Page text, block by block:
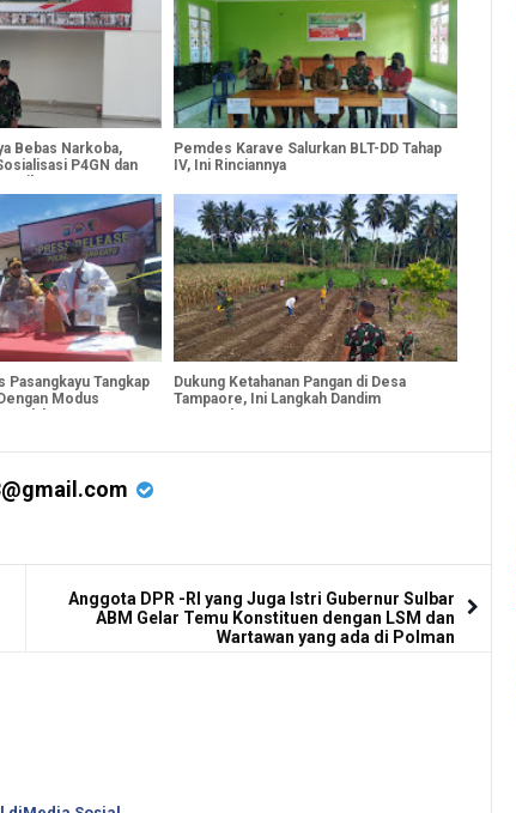
Bebas Narkoba,
P4GN dan
Pemdes Karave Salurkan BLT-DD Tahap
IV, Ini Rinciannya
Tangkap
Modus
Dukung Ketahanan Pangan di Desa
Tampaore, Ini Langkah Dandim
Anggota DPR -RI yang Juga Istri Gubernur Sulbar
ABM Gelar Temu Konstituen dengan LSM dan
Wartawan yang ada di Polman